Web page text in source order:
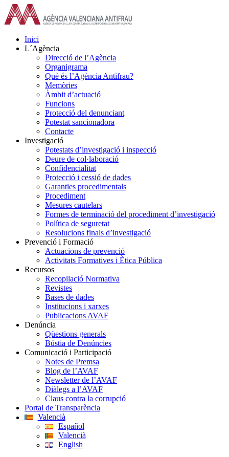
Skip
to
content
Inici
L´Agència
Direcció de l’Agència
Organigrama
Què és l’Agència Antifrau?
Memòries
Àmbit d’actuació
Funcions
Protecció del denunciant
Potestat sancionadora
Contacte
Investigació
Potestats d’investigació i inspecció
Deure de col·laboració
Confidencialitat
Protecció i cessió de dades
Garanties procedimentals
Procediment
Mesures cautelars
Formes de terminació del procediment d’investigació
Política de seguretat
Resolucions finals d’investigació
Prevenció i Formació
Actuacions de prevenció
Activitats Formatives i Ètica Pública
Recursos
Recopilació Normativa
Revistes
Bases de dades
Institucions i xarxes
Publicacions AVAF
Denúncia
Qüestions generals
Bústia de Denúncies
Comunicació i Participació
Notes de Premsa
Blog de l’AVAF
Newsletter de l’AVAF
Diàlegs a l’AVAF
Claus contra la corrupció
Portal de Transparència
Valencià
Español
Valencià
English